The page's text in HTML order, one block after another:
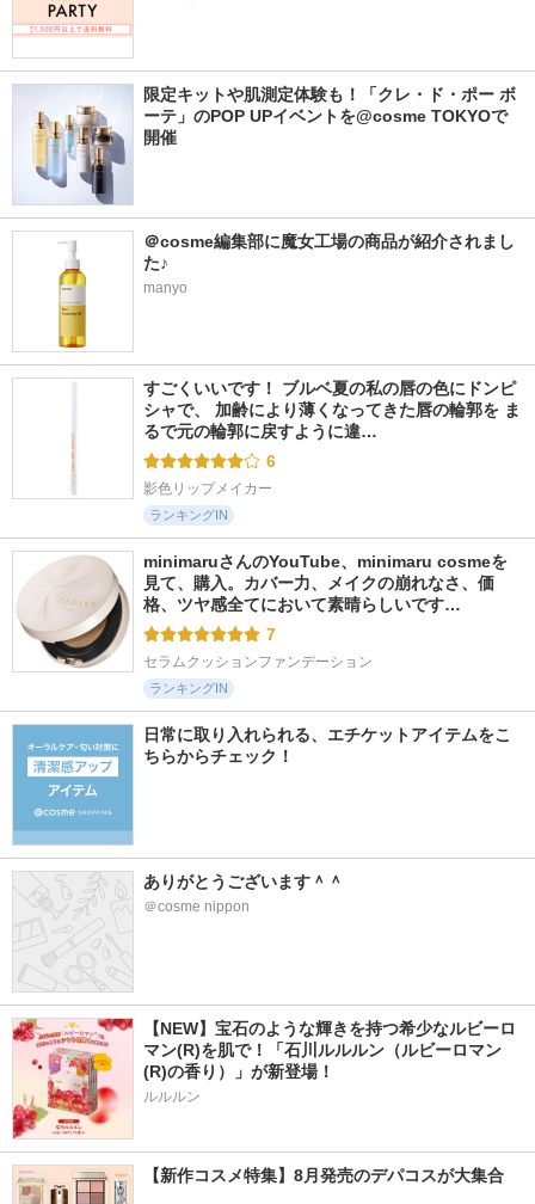
限定キットや肌測定体験も！「クレ・ド・ポー ボ
ーテ」のPOP UPイベントを@cosme TOKYOで
開催
＠cosme編集部に魔女工場の商品が紹介されまし
た♪
manyo
すごくいいです！ ブルベ夏の私の唇の色にドンピ
シャで、 加齢により薄くなってきた唇の輪郭を ま
るで元の輪郭に戻すように違…
6
影色リップメイカー
ランキングIN
minimaruさんのYouTube、minimaru cosmeを
見て、購入。カバー力、メイクの崩れなさ、価
格、ツヤ感全てにおいて素晴らしいです…
7
セラムクッションファンデーション
ランキングIN
日常に取り入れられる、エチケットアイテムをこ
ちらからチェック！
ありがとうございます＾＾
＠cosme nippon
【NEW】宝石のような輝きを持つ希少なルビーロ
マン(R)を肌で！「石川ルルルン（ルビーロマン
(R)の香り）」が新登場！
ルルルン
【新作コスメ特集】8月発売のデパコスが大集合